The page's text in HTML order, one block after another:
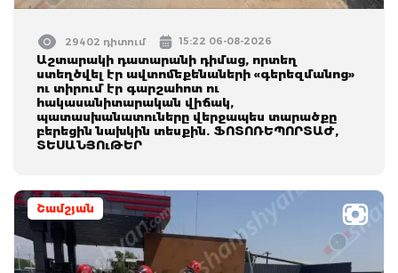
29402 դիտում 15:22 06-08-2026
Աշտարակի դատարանի դիմաց, որտեղ
ստեղծվել էր ավտոմեքենաների «գերեզմանոց»
ու տիրում էր գարշահոտ ու
հակասանիտարական վիճակ,
պատասխանատուները վերջապես տարածքը
բերեցին նախկին տեսքին. ՖՈՏՈՌԵՊՈՐՏԱԺ,
ՏԵՍԱՆՅՈւԹԵՐ
Շամշյան